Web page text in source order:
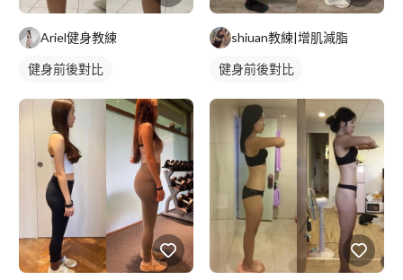
Ariel健身教練
健身前後對比
shiuan教練|增肌減脂
健身前後對比